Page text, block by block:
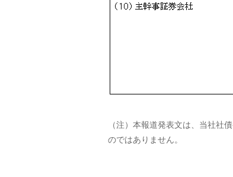
（注）本報道発表文は、当社社
のではありません。